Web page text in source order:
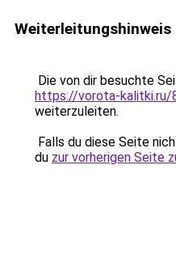
Weiterleitungshinweis
Die von dir besuchte
https://vorota-kalitki.ru/
weiterzuleiten.
Falls du diese Seite
du zur vorherigen Seite